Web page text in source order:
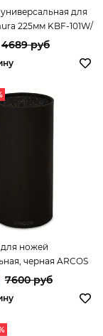
для
225мм KBF-101W/
4689 руб
ножей
черная ARCOS
арт. 794000
7600 руб